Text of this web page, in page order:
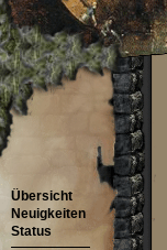
Übersicht
Neuigkeiten
Status